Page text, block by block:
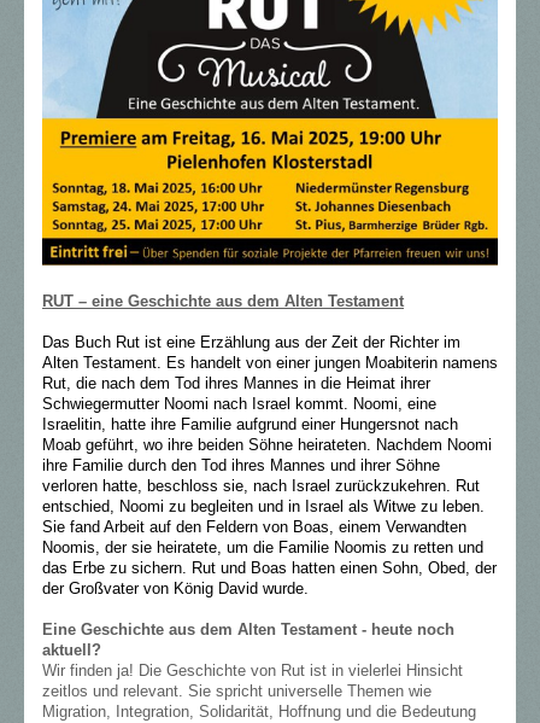
RUT – eine Geschichte aus dem Alten Testament
Das Buch Rut ist eine Erzählung aus der Zeit der Richter im
Alten Testament. Es handelt von einer jungen Moabiterin namens
Rut, die nach dem Tod ihres Mannes in die Heimat ihrer
Schwiegermutter Noomi nach Israel kommt. Noomi, eine
Israelitin, hatte ihre Familie aufgrund einer Hungersnot nach
Moab geführt, wo ihre beiden Söhne heirateten. Nachdem Noomi
ihre Familie durch den Tod ihres Mannes und ihrer Söhne
verloren hatte, beschloss sie, nach Israel zurückzukehren. Rut
entschied, Noomi zu begleiten und in Israel als Witwe zu leben.
Sie fand Arbeit auf den Feldern von Boas, einem Verwandten
Noomis, der sie heiratete, um die Familie Noomis zu retten und
das Erbe zu sichern. Rut und Boas hatten einen Sohn, Obed, der
der Großvater von König David wurde.
Eine Geschichte aus dem Alten Testament - heute noch
aktuell?
Wir finden ja! Die Geschichte von Rut ist in vielerlei Hinsicht
zeitlos und relevant. Sie spricht universelle Themen wie
Migration, Integration, Solidarität, Hoffnung und die Bedeutung